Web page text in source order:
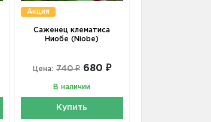
Акция
Саженец клематиса
Ниобе (Niobe)
Цена: 740 ₽ 680 ₽
В наличии
Купить